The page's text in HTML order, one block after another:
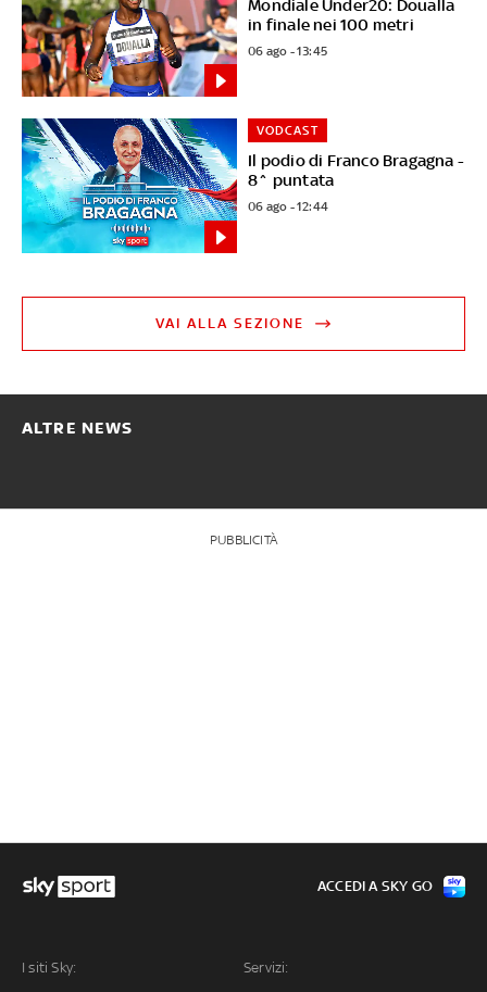
Mondiale Under20: Doualla
in finale nei 100 metri
06 ago - 13:45
Il podio di Franco Bragagna -
8^ puntata
VODCAST
06 ago - 12:44
VAI ALLA SEZIONE
ALTRE NEWS
PUBBLICITÀ
I siti Sky: Servizi:
ACCEDI A SKY GO